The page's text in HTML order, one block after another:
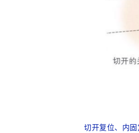
切开复位、内